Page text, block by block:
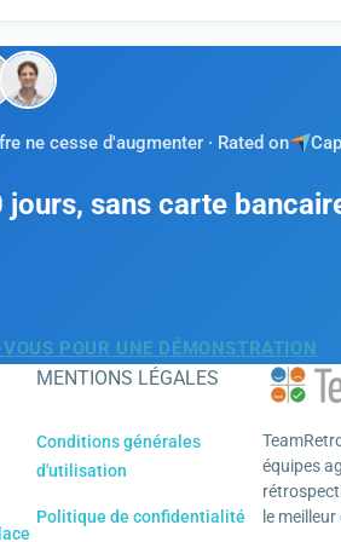
ne cesse d'augmenter · Rated on
sans carte
POUR UNE DÉMONSTRATION
MENTIONS LÉGALES
Conditions générales
d'utilisation
Politique de confidentialité
équipes
le